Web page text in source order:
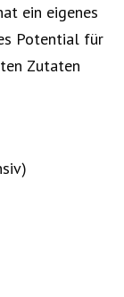
ein eigenes
Potential für
Zutaten